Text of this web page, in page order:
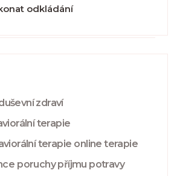
odkládání
zdraví
terapie
terapie online terapie
poruchy příjmu potravy